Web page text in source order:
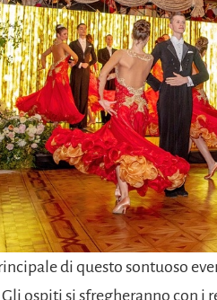
di questo sontuoso
ospiti si sfregheranno con i